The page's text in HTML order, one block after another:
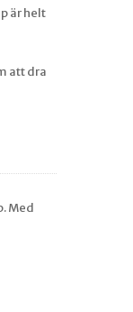
är helt
att dra
Med